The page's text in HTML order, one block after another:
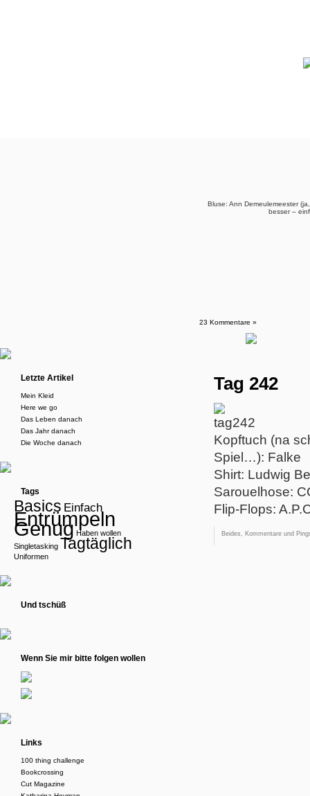
Bluse: Ann Demeulemeester
besser –
23 Kommentare »
Tag 242
Kopftuch (na
Spiel…): Falke
Shirt: Ludwig
Sarouelhose:
Flip-Flops:
Beides, Kommentare und
Letzte Artikel
Mein Kleid
Here we go
Das Leben danach
Das Jahr danach
Die Woche danach
Tags
Basics Einfach
Entrümpeln
Genug Haben wollen
Singletasking Tagtäglich
Uniformen
Und tschüß
Wenn Sie mir bitte folgen wollen
Links
100 thing challenge
Bookcrossing
Cut Magazine